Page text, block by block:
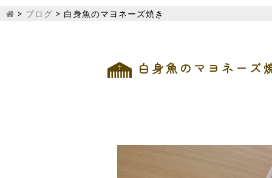
> ブログ > 白身魚のマヨネーズ焼き
白身魚のマヨネーズ